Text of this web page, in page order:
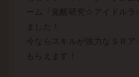
ーム「覚醒研究☆アイドルラ
ました！
今ならスキルが強力なＳＲア
もらえます！